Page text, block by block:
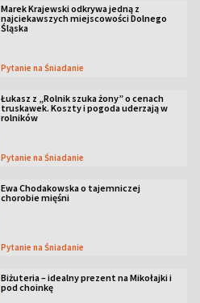
Marek Krajewski odkrywa jedną z
najciekawszych miejscowości Dolnego
Śląska
Pytanie na Śniadanie
Łukasz z „Rolnik szuka żony” o cenach
truskawek. Koszty i pogoda uderzają w
rolników
Pytanie na Śniadanie
Ewa Chodakowska o tajemniczej
chorobie mięśni
Pytanie na Śniadanie
Biżuteria – idealny prezent na Mikołajki i
pod choinkę